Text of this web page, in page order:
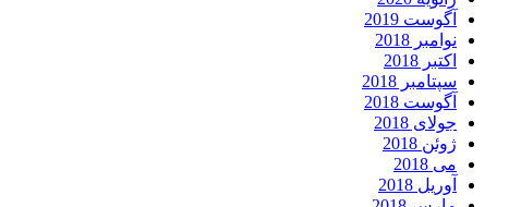
آگوست 2019
نوامبر 2018
اکتبر 2018
سپتامبر 2018
آگوست 2018
جولای 2018
ژوئن 2018
می 2018
آوریل 2018